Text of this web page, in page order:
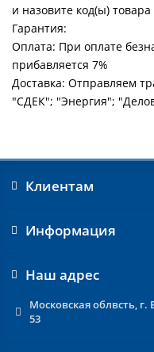
и назовите код(ы)
Гарантия:
Оплата: При оплате
прибавляется 7%
Доставка: Отправляем
"СДЕК"; "Энергия";
Клиентам
Информация
Наш адрес
Московская облвсть,
53